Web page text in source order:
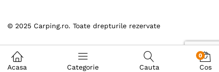
© 2025 Carping.ro. Toate drepturile rezervate
Acasa Categorie Cauta
0
Cos